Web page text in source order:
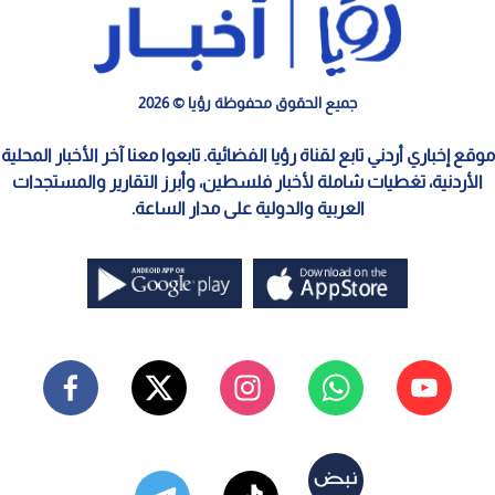
جميع الحقوق محفوظة رؤيا © 2026
موقع إخباري أردني تابع لقناة رؤيا الفضائية. تابعوا معنا آخر الأخبار المحلية
الأردنية، تغطيات شاملة لأخبار فلسطين، وأبرز التقارير والمستجدات
العربية والدولية على مدار الساعة.